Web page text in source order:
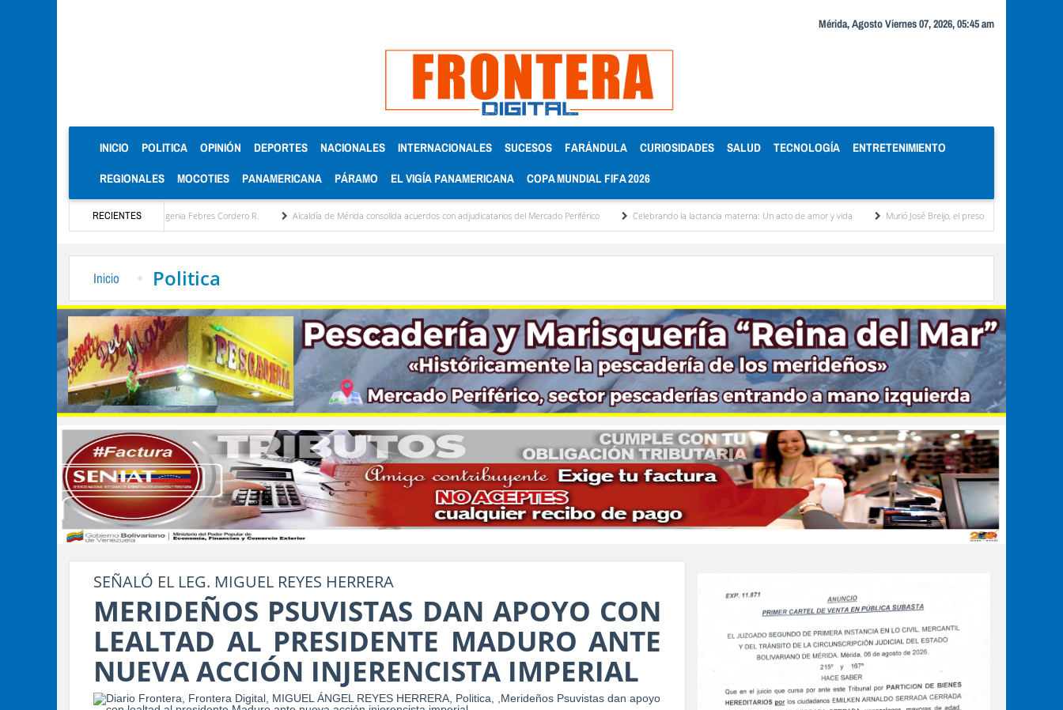
Mérida, Agosto Viernes 07, 2026, 05:45 am
INICIO (CURRENT)
POLITICA OPINIÓN DEPORTES NACIONALES INTERNACIONALES SUCESOS FARÁNDULA CURIOSIDADES SALUD TECNOLOGÍA ENTRETENIMIENTO
REGIONALES MOCOTIES PANAMERICANA PÁRAMO EL VIGÍA PANAMERICANA COPA MUNDIAL FIFA 2026
RECIENTES
estratégica por María Eugenia Febres Cordero R. Alcaldía de Mérida consolida acuerdos con adjudicatarios del Mercado Periférico Celebrando la lactancia materna: Un acto de amor y vida Murió José Breijo, el preso político uruguayo-venezolano
Inicio Politica
SEÑALÓ EL LEG. MIGUEL REYES HERRERA
MERIDEÑOS PSUVISTAS DAN APOYO CON
LEALTAD AL PRESIDENTE MADURO ANTE
NUEVA ACCIÓN INJERENCISTA IMPERIAL